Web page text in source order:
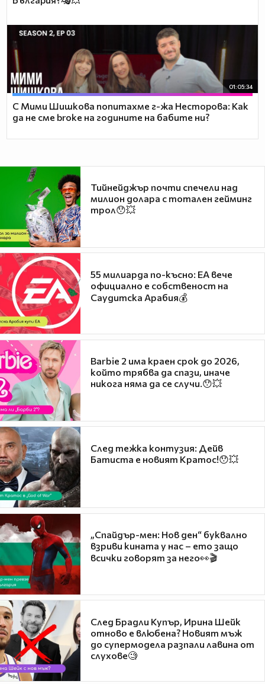
01:05:34
С Мими Шишкова попитахме г-жа Несторова: Как
да не сме broke на годините на бабите ни?
Тийнейджър почти спечели над
милион долара с тотален гейминг
трол😯💥
55 милиарда по-късно: EA вече
официално е собственост на
Саудитска Арабия💰
Barbie 2 има краен срок до 2026,
който трябва да спази, иначе
никога няма да се случи.😯💥
След тежка контузия: Дейв
Батиста е новият Кратос!😯💥
„Спайдър-мен: Нов ден“ буквално
взриви кината у нас – ето защо
всички говорят за него👀🎬
След Брадли Купър, Ирина Шейк
отново е влюбена? Новият мъж
до супермодела разпали лавина от
слухове🧐